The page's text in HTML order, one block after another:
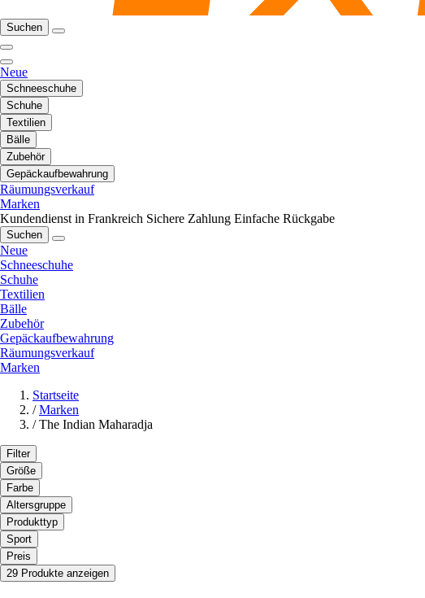
Suchen
Neue
Schneeschuhe
Schuhe
Textilien
Bälle
Zubehör
Gepäckaufbewahrung
Räumungsverkauf
Marken
Kundendienst in Frankreich Sichere Zahlung Einfache Rückgabe
Suchen
Neue
Schneeschuhe
Schuhe
Textilien
Bälle
Zubehör
Gepäckaufbewahrung
Räumungsverkauf
Marken
Startseite
/ Marken
/ The Indian Maharadja
Filter
Größe
Farbe
Altersgruppe
Produkttyp
Sport
Preis
29 Produkte anzeigen